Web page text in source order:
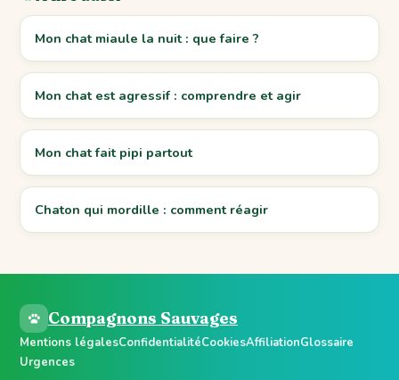
Mon chat miaule la nuit : que faire ?
Mon chat est agressif : comprendre et agir
Mon chat fait pipi partout
Chaton qui mordille : comment réagir
Compagnons Sauvages
Mentions légalesConfidentialitéCookiesAffiliationGlossaire
Urgences